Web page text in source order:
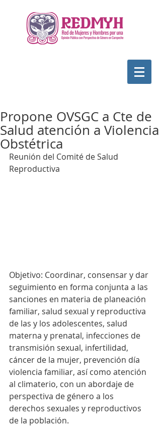
Propone OVSGC a Cte de
Salud atención a Violencia
Obstétrica
Reunión del Comité de Salud
Reproductiva
Objetivo: Coordinar, consensar y dar
seguimiento en forma conjunta a las
sanciones en materia de planeación
familiar, salud sexual y reproductiva
de las y los adolescentes, salud
materna y prenatal, infecciones de
transmisión sexual, infertilidad,
cáncer de la mujer, prevención día
violencia familiar, así como atención
al climaterio, con un abordaje de
perspectiva de género a los
derechos sexuales y reproductivos
de la población.